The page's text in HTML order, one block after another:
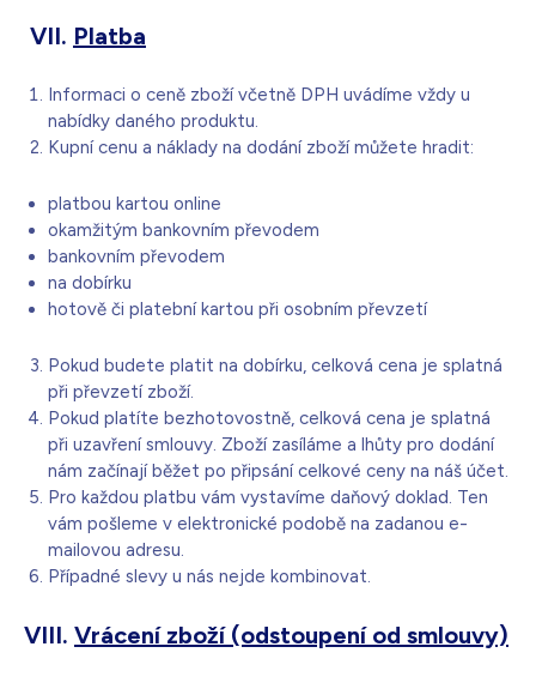
VII. Platba
Informaci o ceně zboží včetně DPH uvádíme vždy u
nabídky daného produktu.
Kupní cenu a náklady na dodání zboží můžete hradit:
platbou kartou online
okamžitým bankovním převodem
bankovním převodem
na dobírku
hotově či platební kartou při osobním převzetí
Pokud budete platit na dobírku, celková cena je splatná
při převzetí zboží.
Pokud platíte bezhotovostně, celková cena je splatná
při uzavření smlouvy. Zboží zasíláme a lhůty pro dodání
nám začínají běžet po připsání celkové ceny na náš účet.
Pro každou platbu vám vystavíme daňový doklad. Ten
vám pošleme v elektronické podobě na zadanou e-
mailovou adresu.
Případné slevy u nás nejde kombinovat.
VIII. Vrácení zboží (odstoupení od smlouvy)